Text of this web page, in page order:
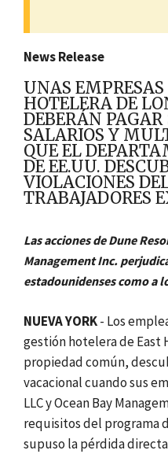
News Release
UNAS
HOTELERA DE
DEBERÁN PAGAR
SALARIOS Y
QUE EL
DE EE.UU.
VIOLACIONES
TRABAJADORES
Las acciones de Dune
Management Inc.
estadounidenses como a
NUEVA YORK- Los
gestión hotelera de East
propiedad común,
vacacional cuando sus
LLC y Ocean Bay
requisitos del programa
supuso la pérdida